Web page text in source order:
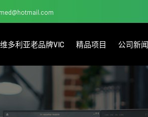
多利亚老品牌VIC 精品项目 公司新闻